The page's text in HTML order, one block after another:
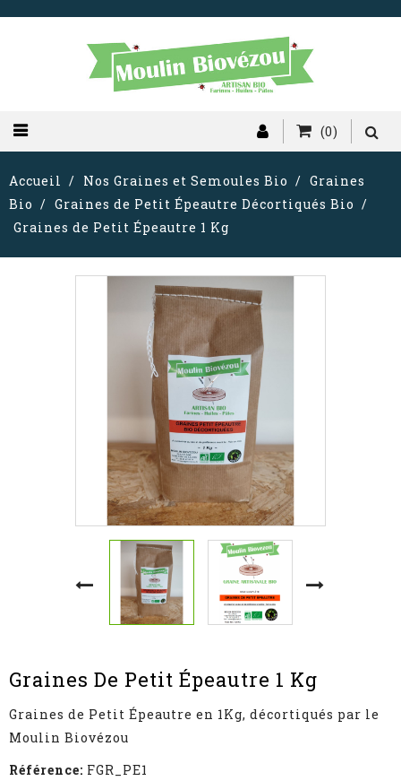
(0)
Accueil Nos Graines et Semoules Bio
Graines
Bio
Graines de Petit Épeautre Décortiqués Bio
Graines de Petit Épeautre 1 Kg
Graines De Petit Épeautre 1 Kg
Graines de Petit Épeautre en 1Kg, décortiqués par le
Moulin Biovézou
Référence: FGR_PE1